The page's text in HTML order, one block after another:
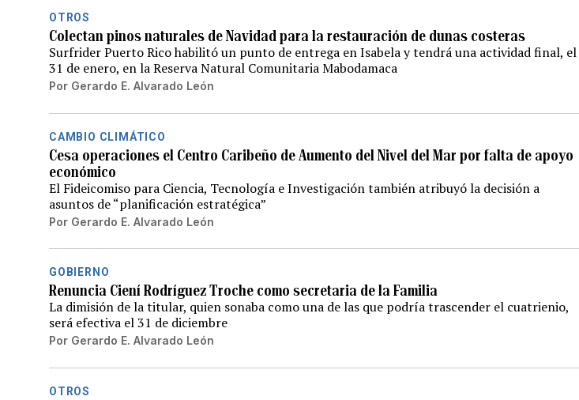
OTROS
Colectan pinos naturales de Navidad para la restauración de dunas costeras
Surfrider Puerto Rico habilitó un punto de entrega en Isabela y tendrá una actividad final, el
31 de enero, en la Reserva Natural Comunitaria Mabodamaca
Por Gerardo E. Alvarado León
CAMBIO CLIMÁTICO
Cesa operaciones el Centro Caribeño de Aumento del Nivel del Mar por falta de apoyo
económico
El Fideicomiso para Ciencia, Tecnología e Investigación también atribuyó la decisión a
asuntos de “planificación estratégica”
Por Gerardo E. Alvarado León
GOBIERNO
Renuncia Ciení Rodríguez Troche como secretaria de la Familia
La dimisión de la titular, quien sonaba como una de las que podría trascender el cuatrienio,
será efectiva el 31 de diciembre
Por Gerardo E. Alvarado León
OTROS